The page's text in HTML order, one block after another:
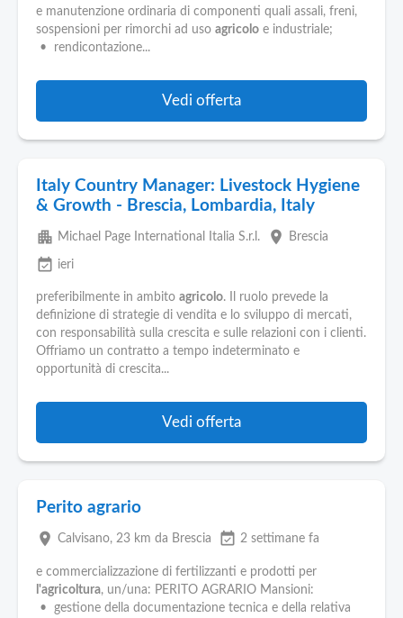
e manutenzione ordinaria di componenti quali assali, freni,
sospensioni per rimorchi ad uso agricolo e industriale;
• rendicontazione...
Vedi offerta
Italy Country Manager: Livestock Hygiene
& Growth - Brescia, Lombardia, Italy
apartment Michael Page International Italia S.r.l. place Brescia
event_available ieri
preferibilmente in ambito agricolo. Il ruolo prevede la
definizione di strategie di vendita e lo sviluppo di mercati,
con responsabilità sulla crescita e sulle relazioni con i clienti.
Offriamo un contratto a tempo indeterminato e
opportunità di crescita...
Vedi offerta
Perito agrario
place Calvisano, 23 km da Brescia event_available 2 settimane fa
e commercializzazione di fertilizzanti e prodotti per
l'agricoltura, un/una: PERITO AGRARIO Mansioni:
• gestione della documentazione tecnica e della relativa